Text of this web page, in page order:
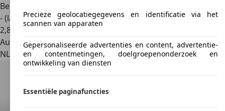
Benzine
- (l/100 km)
2,8
Autobedrijf
NL 8071 SC
Nunspeet
Precieze geolocatiegegevens en identificatie via het
scannen van apparaten
Gepersonaliseerde advertenties en content, advertentie-
en contentmetingen, doelgroepenonderzoek en
ontwikkeling van diensten
Essentiële paginafuncties